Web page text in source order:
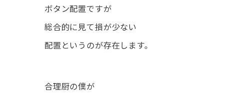
ボタン配置ですが
総合的に見て損が少ない
配置というのが存在します。
合理厨の僕が